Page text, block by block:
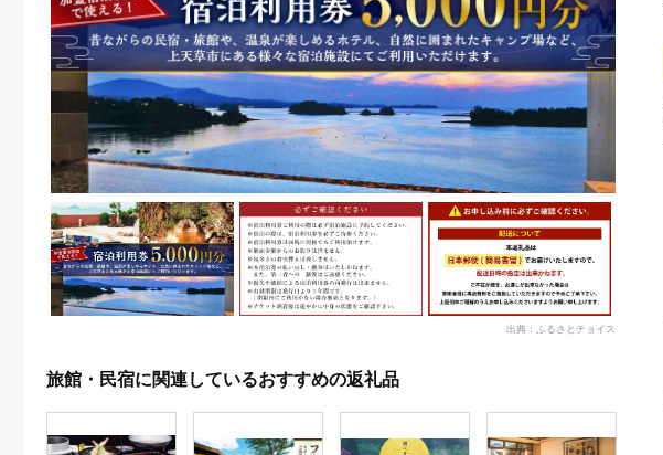
出典：ふるさとチョイス
旅館・民宿に関連しているおすすめの返礼品